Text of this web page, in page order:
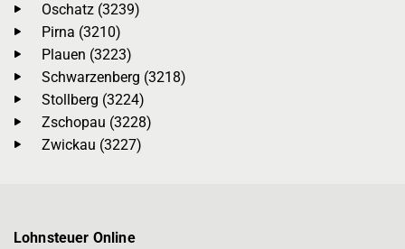
Oschatz (3239)
Pirna (3210)
Plauen (3223)
Schwarzenberg (3218)
Stollberg (3224)
Zschopau (3228)
Zwickau (3227)
Lohnsteuer Online